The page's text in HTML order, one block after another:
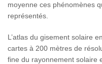
moyenne ces phénomènes
représentés.
L’atlas du gisement solaire
cartes à 200 mètres de
fine du rayonnement solaire